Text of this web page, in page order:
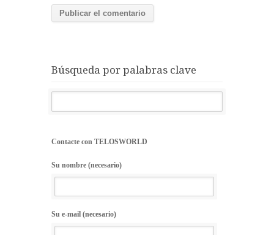
Búsqueda por palabras clave
Contacte con TELOSWORLD
Su nombre (necesario)
Su e-mail (necesario)